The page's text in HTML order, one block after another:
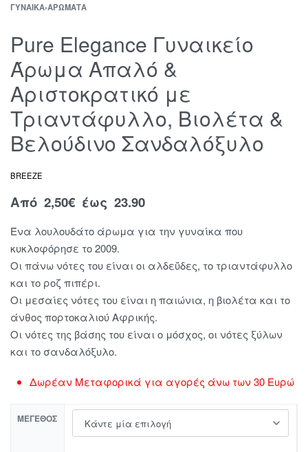
ΓΥΝΑΊΚΑ›ΑΡΏΜΑΤΑ
Pure Elegance Γυναικείο
Άρωμα Απαλό &
Αριστοκρατικό με
Τριαντάφυλλο, Βιολέτα &
Βελούδινο Σανδαλόξυλο
BREEZE
Από 2,50€ έως 23.90
Ένα λουλουδάτο άρωμα για την γυναίκα που
κυκλοφόρησε το 2009.
Οι πάνω νότες του είναι οι αλδεΰδες, το τριαντάφυλλο
και το ροζ πιπέρι.
Οι μεσαίες νότες του είναι η παιώνια, η βιολέτα και το
άνθος πορτοκαλιού Αφρικής.
Οι νότες της βάσης του είναι ο μόσχος, οι νότες ξύλων
και το σανδαλόξυλο.
Δωρέαν Μεταφορικά για αγορές άνω των 30 Ευρώ
ΜΈΓΕΘΟΣ